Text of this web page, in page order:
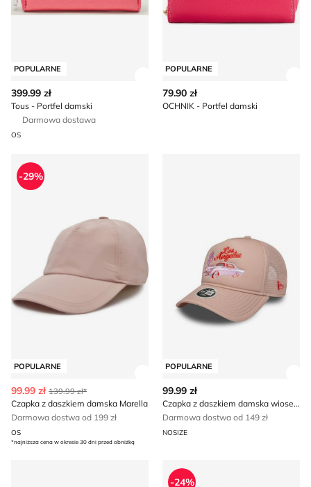
POPULARNE
399.99 zł
Tous - Portfel damski
Darmowa dostawa
OS
POPULARNE
79.90 zł
OCHNIK - Portfel damski
Czapka z daszkiem damska Marella
POPULARNE
-29%
99.99 zł 139.99 zł*
Czapka z daszkiem damska Marella
Darmowa dostwa od 199 zł
OS
*najniższa cena w okresie 30 dni przed obniżką
POPULARNE
99.99 zł
Czapka z daszkiem damska wiosenny New Era
Darmowa dostwa od 149 zł
NOSIZE
Szalik/chusta na lato
-24%